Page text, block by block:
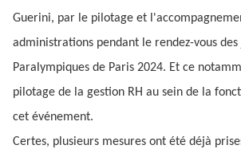
Guerini, par le pilotage et
administrations pendant le rendez-vous
Paralympiques de Paris 2024. Et ce
pilotage de la gestion RH au sein de la
cet événement.
Certes, plusieurs mesures ont été déjà